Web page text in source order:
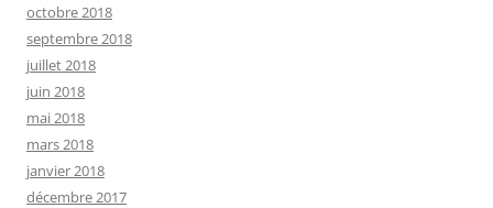
octobre 2018
septembre 2018
juillet 2018
juin 2018
mai 2018
mars 2018
janvier 2018
décembre 2017